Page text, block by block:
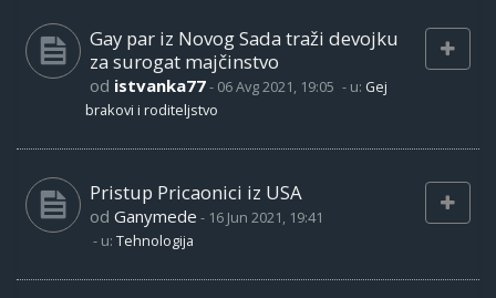
Gay par iz Novog Sada traži devojku
za surogat majčinstvo
od istvanka77- 06 Avg 2021, 19:05 - u: Gej
brakovi i roditeljstvo
Pristup Pricaonici iz USA
od Ganymede - 16 Jun 2021, 19:41
- u: Tehnologija